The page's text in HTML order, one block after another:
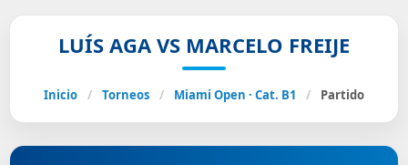
LUÍS AGA VS MARCELO FREIJE
Inicio / Torneos / Miami Open · Cat. B1 / Partido